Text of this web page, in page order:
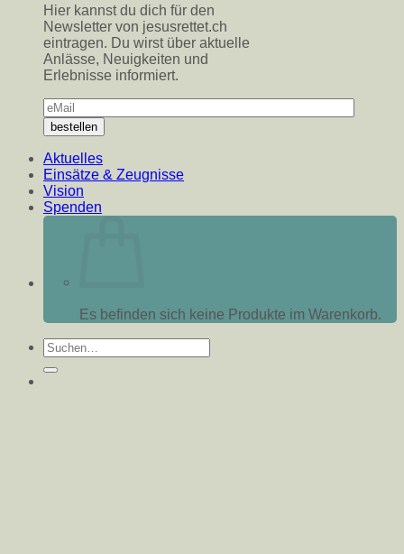
Hier kannst du dich für den
Newsletter von jesusrettet.ch
eintragen. Du wirst über aktuelle
Anlässe, Neuigkeiten und
Erlebnisse informiert.
Aktuelles
Einsätze & Zeugnisse
Vision
Spenden
Es befinden sich keine Produkte im Warenkorb.
Suche
nach: